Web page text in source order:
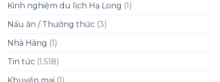
Kinh nghiệm du lịch Hạ Long (1)
Nấu ăn / Thưởng thức (3)
Nhà Hàng (1)
Tin tức (1.518)